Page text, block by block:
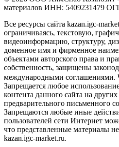
материалов ИНН: 5409231479
Все ресурсы сайта kazan.igc-
ограничиваясь, текстовую,
видеоинформацию, структуру,
доменное имя и фирменное
объектами авторского права и
собственность, защищены
международными соглашениями.
Запрещается любое
контента данного сайта на
предварительного письменного
Запрещаются любые иные
пользователей сети Интернет
что представленные материалы
kazan.igc-market.ru.